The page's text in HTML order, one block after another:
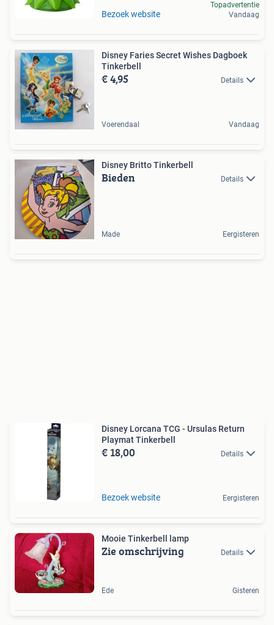
Bezoek website
Topadvertentie
Vandaag
Disney Faries Secret Wishes Dagboek
Tinkerbell
€ 4,95 Details
Voerendaal Vandaag
Disney Britto Tinkerbell
Bieden Details
Made Eergisteren
Disney Lorcana TCG - Ursulas Return
Playmat Tinkerbell
€ 18,00 Details
Bezoek website Eergisteren
Mooie Tinkerbell lamp
Zie omschrijving Details
Ede Gisteren